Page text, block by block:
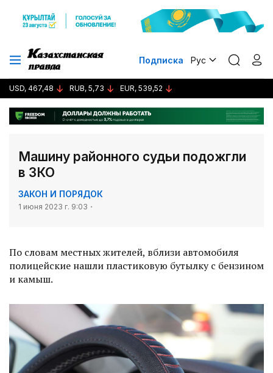
Подписка Рус
USD, 467,48 RUB, 5,73 EUR, 539,52
Машину районного судьи подожгли
в ЗКО
ЗАКОН И ПОРЯДОК
1 июня 2023 г. 9:03
По словам местных жителей, вблизи автомобиля
полицейские нашли пластиковую бутылку с бензином
и камыш.